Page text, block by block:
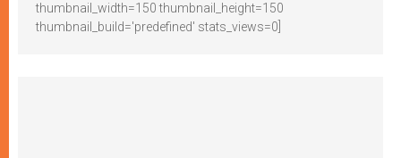
thumbnail_width=150 thumbnail_height=150
thumbnail_build='predefined' stats_views=0]